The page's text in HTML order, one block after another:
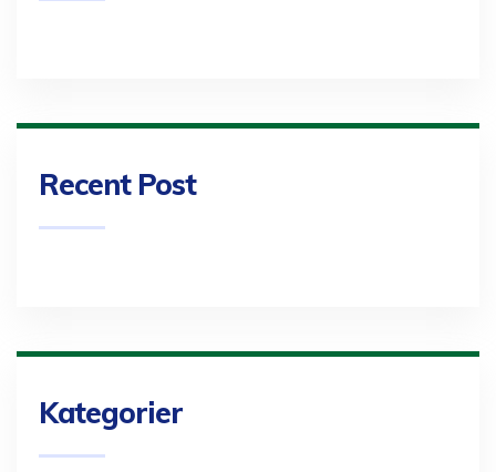
Recent Post
Kategorier